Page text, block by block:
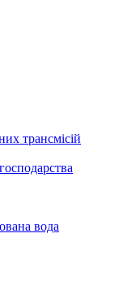
трансмісій
вода